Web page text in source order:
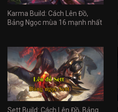
Karma Build: Cách Lên Đồ,
Bảng Ngọc mùa 16 mạnh nhất
Sett Build: Cách Lên Đồ, Bảng